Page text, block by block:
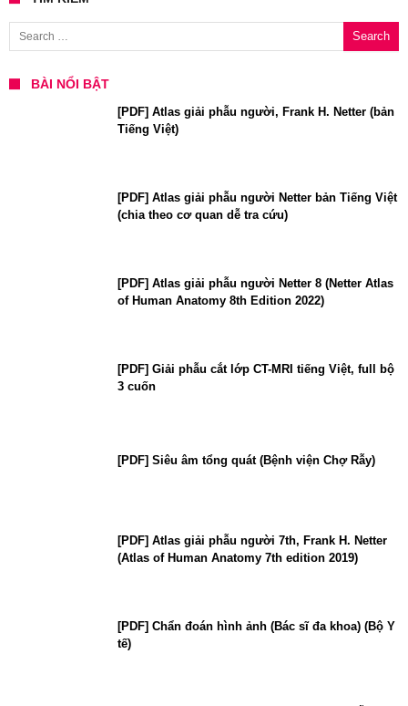
Search for:
BÀI NỔI BẬT
[PDF] Atlas giải phẫu người, Frank H. Netter (bản
Tiếng Việt)
[PDF] Atlas giải phẫu người Netter bản Tiếng Việt
(chia theo cơ quan dễ tra cứu)
[PDF] Atlas giải phẫu người Netter 8 (Netter Atlas
of Human Anatomy 8th Edition 2022)
[PDF] Giải phẫu cắt lớp CT-MRI tiếng Việt, full bộ
3 cuốn
[PDF] Siêu âm tổng quát (Bệnh viện Chợ Rẫy)
[PDF] Atlas giải phẫu người 7th, Frank H. Netter
(Atlas of Human Anatomy 7th edition 2019)
[PDF] Chẩn đoán hình ảnh (Bác sĩ đa khoa) (Bộ Y
tế)